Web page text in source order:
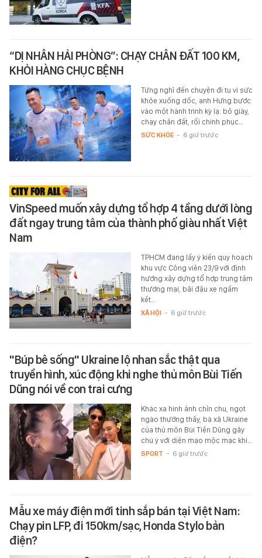
“DỊ NHÂN HẢI PHÒNG”: CHẠY CHÂN ĐẤT 100 KM,
KHỎI HÀNG CHỤC BỆNH
Từng nghĩ đến chuyện đi tu vì sức
khỏe xuống dốc, anh Hưng bước
vào một hành trình kỳ lạ: bỏ giày,
chạy chân đất, rồi chinh phục…
SỨC KHỎE - 6 giờ trước
VinSpeed muốn xây dựng tổ hợp 4 tầng dưới lòng
đất ngay trung tâm của thành phố giàu nhất Việt
Nam
TPHCM đang lấy ý kiến quy hoạch
khu vực Công viên 23/9 với định
hướng xây dựng tổ hợp trung tâm
thương mại, bãi đậu xe ngầm
kết…
XÃ HỘI - 6 giờ trước
"Búp bê sống" Ukraine lộ nhan sắc thật qua
truyền hình, xúc động khi nghe thủ môn Bùi Tiến
Dũng nói về con trai cưng
Khác xa hình ảnh chỉn chu, ngọt
ngào thường thấy, bà xã Ukraine
của thủ môn Bùi Tiến Dũng gây
chú ý với diện mạo mộc mạc khi…
SPORT - 6 giờ trước
Mẫu xe máy điện mới tinh sắp bán tại Việt Nam:
Chạy pin LFP, đi 150km/sạc, Honda Stylo bản
điện?